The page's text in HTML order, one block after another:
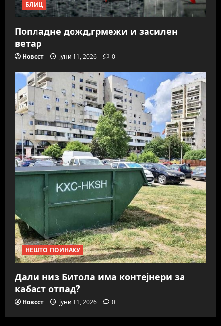
БЛИЦ
Попладне дожд,грмежи и засилен
ветар
Новост јуни 11, 2026 0
НЕШТО ПОИНАКУ
Дали низ Битола има контејнери за
кабаст отпад?
Новост јуни 11, 2026 0